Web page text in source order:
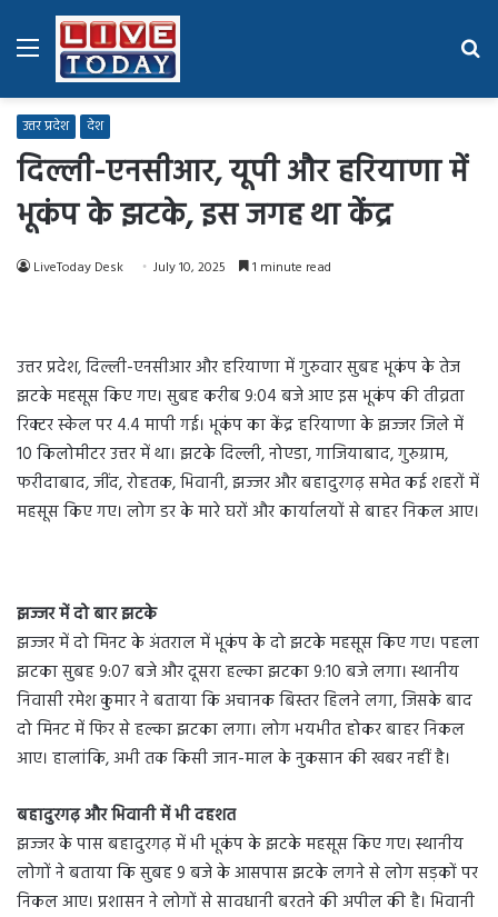
Menu
उत्तर प्रदेश देश
दिल्ली-एनसीआर, यूपी और हरियाणा में
भूकंप के झटके, इस जगह था केंद्र
LiveToday Desk July 10, 2025 1 minute read
उत्तर प्रदेश, दिल्ली-एनसीआर और हरियाणा में गुरुवार सुबह भूकंप के तेज
झटके महसूस किए गए। सुबह करीब 9:04 बजे आए इस भूकंप की तीव्रता
रिक्टर स्केल पर 4.4 मापी गई। भूकंप का केंद्र हरियाणा के झज्जर जिले में
10 किलोमीटर उत्तर में था। झटके दिल्ली, नोएडा, गाजियाबाद, गुरुग्राम,
फरीदाबाद, जींद, रोहतक, भिवानी, झज्जर और बहादुरगढ़ समेत कई शहरों में
महसूस किए गए। लोग डर के मारे घरों और कार्यालयों से बाहर निकल आए।
झज्जर में दो बार झटके
झज्जर में दो मिनट के अंतराल में भूकंप के दो झटके महसूस किए गए। पहला
झटका सुबह 9:07 बजे और दूसरा हल्का झटका 9:10 बजे लगा। स्थानीय
निवासी रमेश कुमार ने बताया कि अचानक बिस्तर हिलने लगा, जिसके बाद
दो मिनट में फिर से हल्का झटका लगा। लोग भयभीत होकर बाहर निकल
आए। हालांकि, अभी तक किसी जान-माल के नुकसान की खबर नहीं है।
बहादुरगढ़ और भिवानी में भी दहशत
झज्जर के पास बहादुरगढ़ में भी भूकंप के झटके महसूस किए गए। स्थानीय
लोगों ने बताया कि सुबह 9 बजे के आसपास झटके लगने से लोग सड़कों पर
निकल आए। प्रशासन ने लोगों से सावधानी बरतने की अपील की है। भिवानी